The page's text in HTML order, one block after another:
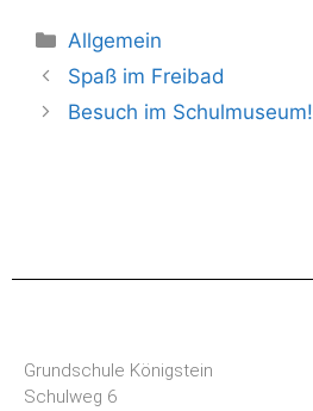
Allgemein
Spaß im Freibad
Besuch im Schulmuseum!
Grundschule Königstein
Schulweg 6